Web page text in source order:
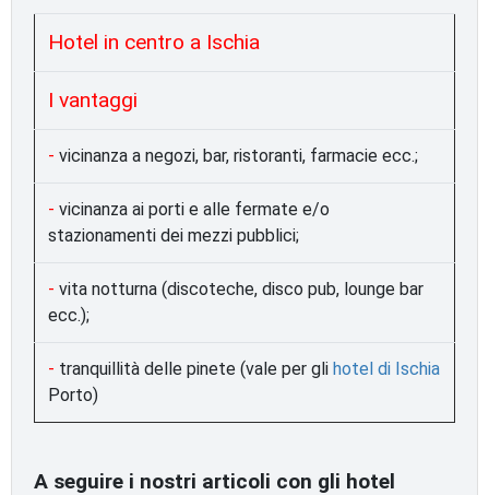
Hotel in centro a Ischia
I vantaggi
- vicinanza a negozi, bar, ristoranti, farmacie ecc.;
- vicinanza ai porti e alle fermate e/o
stazionamenti dei mezzi pubblici;
- vita notturna (discoteche, disco pub, lounge bar
ecc.);
- tranquillità delle pinete (vale per gli hotel di Ischia
Porto)
A seguire i nostri articoli con gli hotel